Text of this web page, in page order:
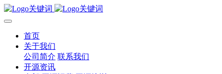
首页
关于我们
公司简介 联系我们
开源资讯